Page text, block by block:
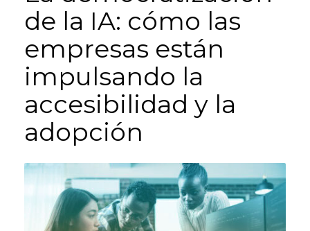
de la IA: cómo las
empresas están
impulsando la
accesibilidad y la
adopción